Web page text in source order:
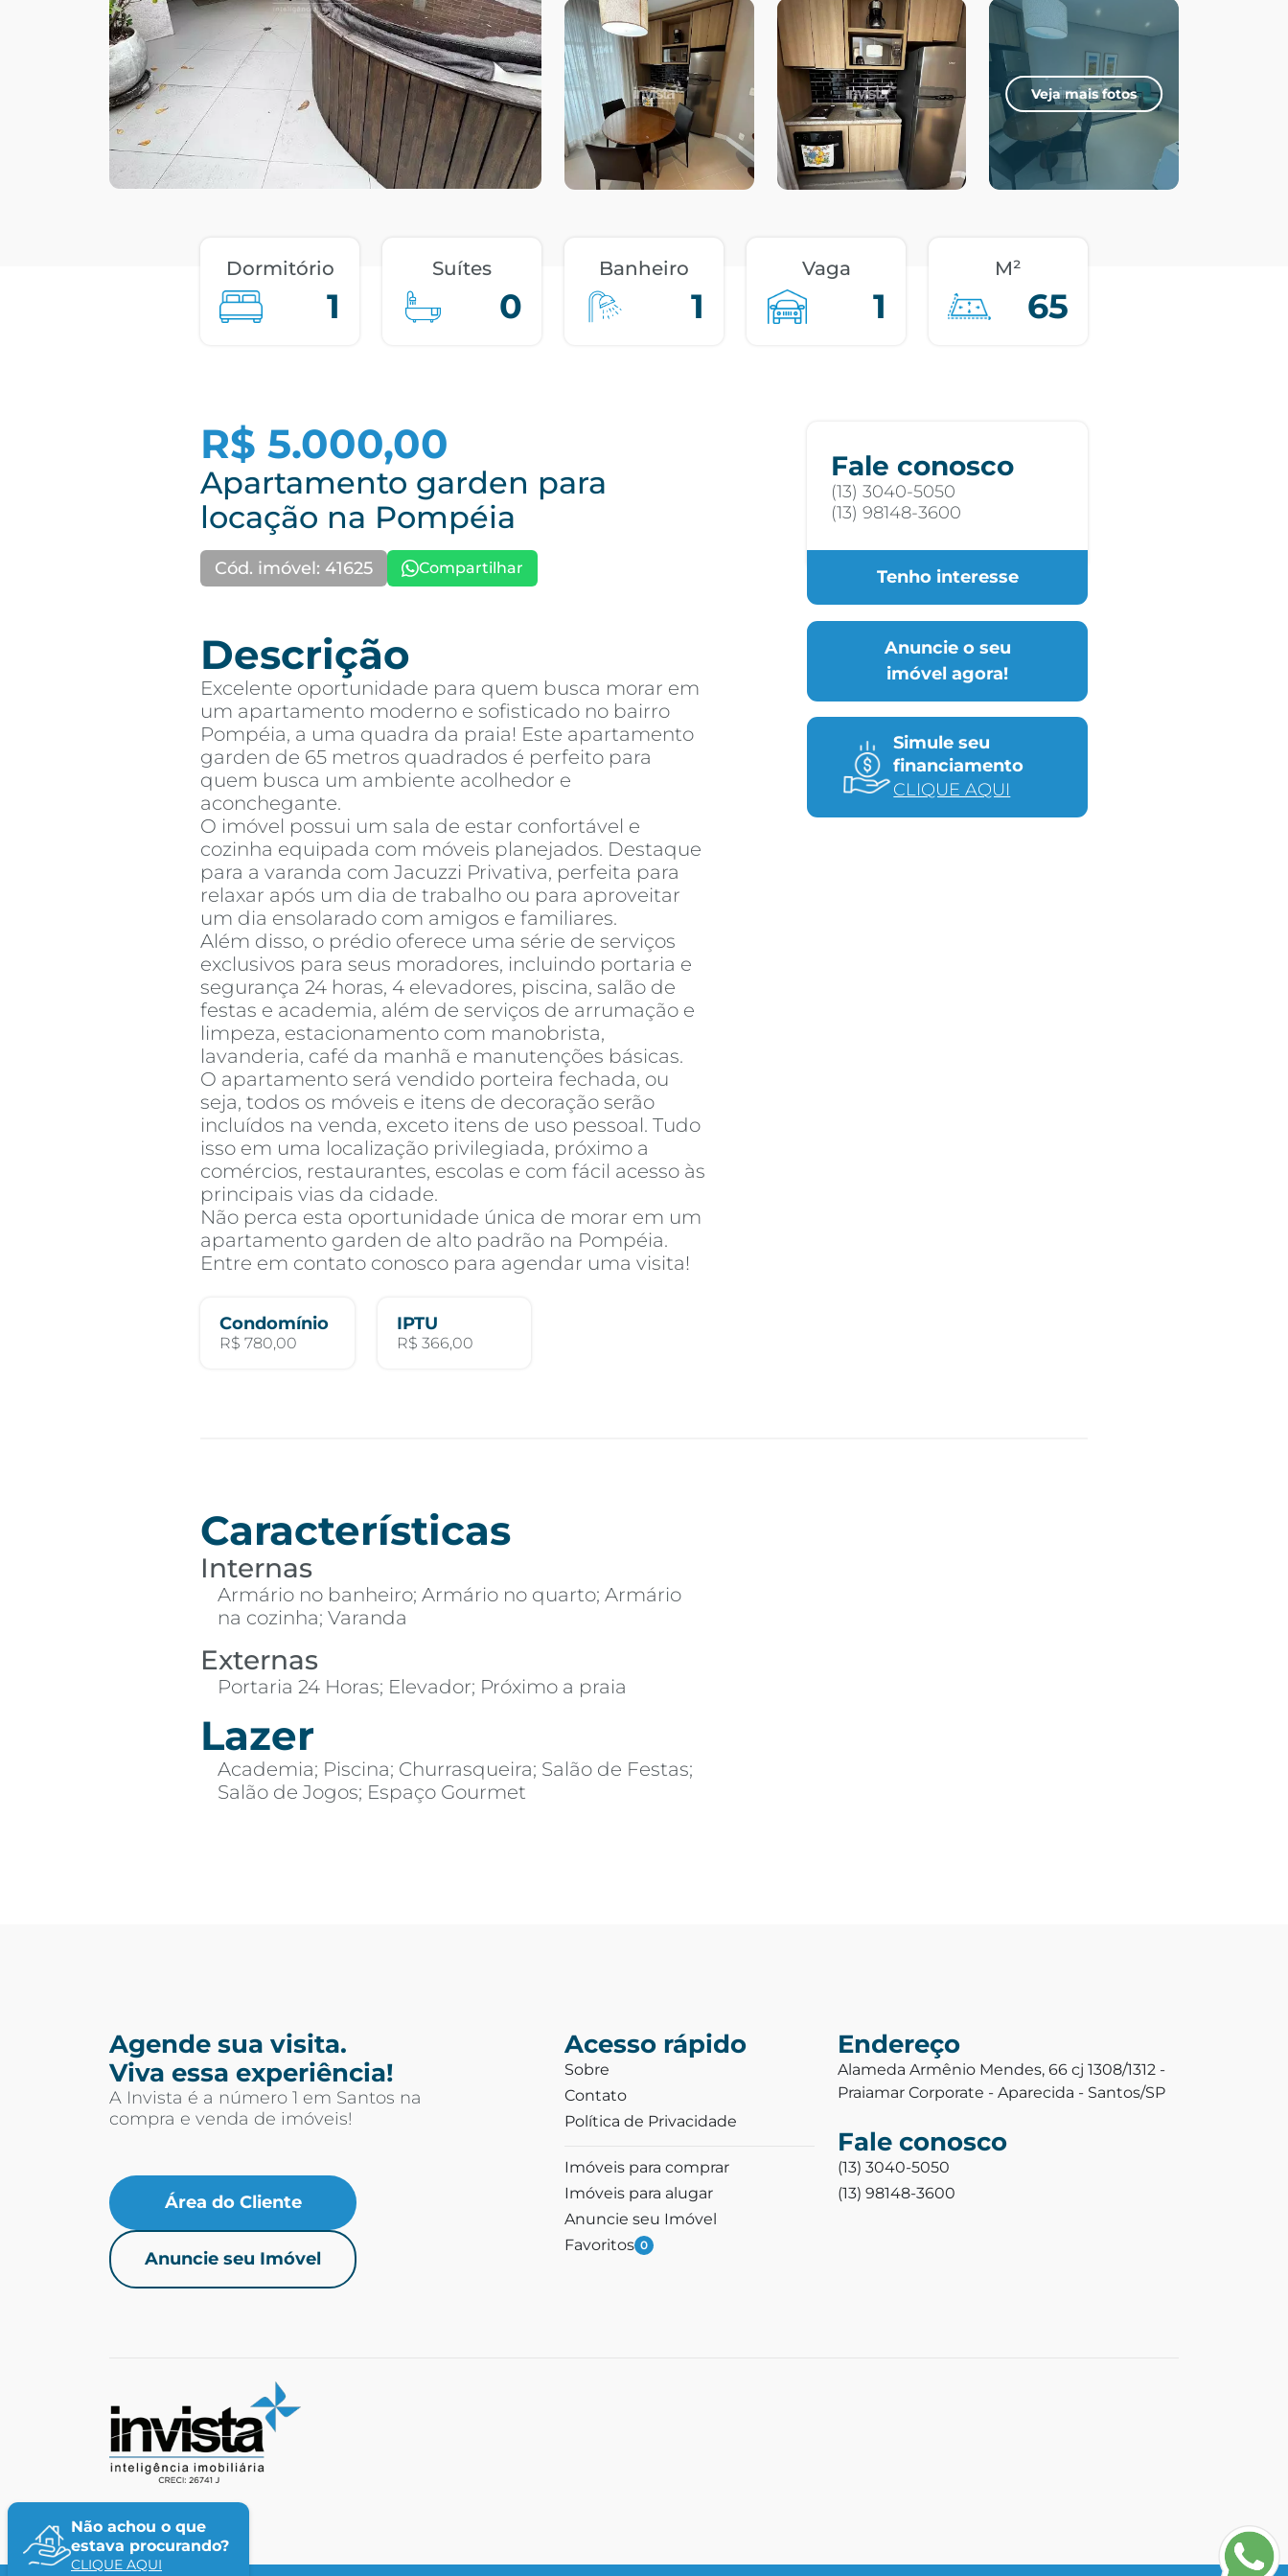
Veja mais fotos
Dormitório
1
Suítes
0
Banheiro
1
Vaga
1
M²
65
R$ 5.000,00
Apartamento garden para
locação na Pompéia
Cód. imóvel: 41625 Compartilhar
Descrição
Excelente oportunidade para quem busca morar em
um apartamento moderno e sofisticado no bairro
Pompéia, a uma quadra da praia! Este apartamento
garden de 65 metros quadrados é perfeito para
quem busca um ambiente acolhedor e
aconchegante.
O imóvel possui um sala de estar confortável e
cozinha equipada com móveis planejados. Destaque
para a varanda com Jacuzzi Privativa, perfeita para
relaxar após um dia de trabalho ou para aproveitar
um dia ensolarado com amigos e familiares.
Além disso, o prédio oferece uma série de serviços
exclusivos para seus moradores, incluindo portaria e
segurança 24 horas, 4 elevadores, piscina, salão de
festas e academia, além de serviços de arrumação e
limpeza, estacionamento com manobrista,
lavanderia, café da manhã e manutenções básicas.
O apartamento será vendido porteira fechada, ou
seja, todos os móveis e itens de decoração serão
incluídos na venda, exceto itens de uso pessoal. Tudo
isso em uma localização privilegiada, próximo a
comércios, restaurantes, escolas e com fácil acesso às
principais vias da cidade.
Não perca esta oportunidade única de morar em um
apartamento garden de alto padrão na Pompéia.
Entre em contato conosco para agendar uma visita!
Condomínio
R$ 780,00
IPTU
R$ 366,00
Fale conosco
(13) 3040-5050
(13) 98148-3600
Tenho interesse
Anuncie o seu
imóvel agora!
Simule seu
financiamento
CLIQUE AQUI
Características
Internas
Armário no banheiro; Armário no quarto; Armário
na cozinha; Varanda
Externas
Portaria 24 Horas; Elevador; Próximo a praia
Lazer
Academia; Piscina; Churrasqueira; Salão de Festas;
Salão de Jogos; Espaço Gourmet
Agende sua visita.
Viva essa experiência!
A Invista é a número 1 em Santos na
compra e venda de imóveis!
Área do Cliente
Anuncie seu Imóvel
Acesso rápido
Sobre
Contato
Política de Privacidade
Imóveis para comprar
Imóveis para alugar
Anuncie seu Imóvel
Favoritos 0
Endereço
Alameda Armênio Mendes, 66 cj 1308/1312 -
Praiamar Corporate - Aparecida - Santos/SP
Fale conosco
(13) 3040-5050
(13) 98148-3600
Não achou o que
estava procurando?
CLIQUE AQUI